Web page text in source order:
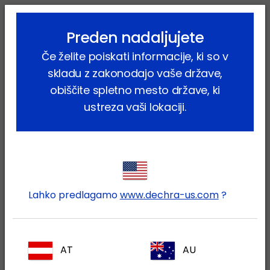
lock_outline search menu
Hišni ljubljenčki
Farmacevtski proizvodi
Zenalpha
Preden nadaljujete
Če želite poiskati informacije, ki so v
skladu z zakonodajo vaše države,
obiščite spletno mesto države, ki
ustreza vaši lokaciji.
Lahko predlagamowww.dechra-us.com?
AT AU